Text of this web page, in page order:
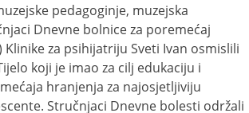
pedagoginje, muzejska
Dnevne bolnice za poremećaj
Klinike za psihijatriju Sveti Ivan osmislili
koji je imao za cilj edukaciju i
hranjenja za najosjetljiviju
Stručnjaci Dnevne bolesti održali